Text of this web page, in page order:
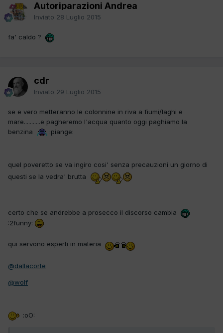
Autoriparazioni Andrea
Inviato 28 Luglio 2015
fa' caldo ?
cdr
Inviato 29 Luglio 2015
se e vero metteranno le colonnine in riva a fiumi/laghi e
mare...........e pagheremo l'acqua quanto oggi paghiamo la
benzina
:piange:
quel poveretto se va ingiro cosi' senza precauzioni un giorno di
questi se la vedra' brutta
certo che se andrebbe a prosecco il discorso cambia
:2funny:
qui servono esperti in materia
@dallacorte
@wolf
:oO: